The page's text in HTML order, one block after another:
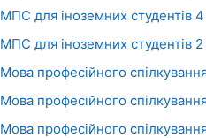
МПС для іноземних студентів
МПС для іноземних студентів
Мова професійного
Мова професійного
Мова професійного